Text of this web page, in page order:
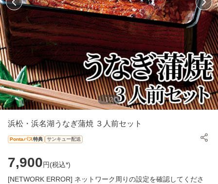
1/2
浜松・浜名湖うなぎ蒲焼 ３人前セット
Pontaパス特典 サンキュー配送
7,900円(税込*)
[NETWORK ERROR] ネットワーク周りの設定を確認してくださ